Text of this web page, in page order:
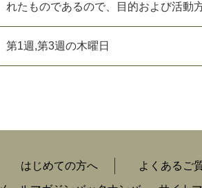
れたものであるので、目的および活動
第1週,第3週の木曜日
はじめての方へ よくあるご